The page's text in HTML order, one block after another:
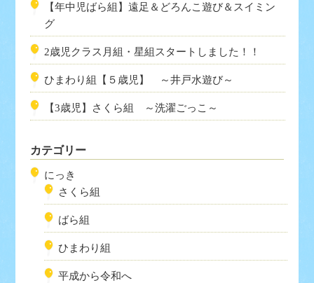
【年中児ばら組】遠足＆どろんこ遊び＆スイミン
グ
2歳児クラス月組・星組スタートしました！！
ひまわり組【５歳児】 ～井戸水遊び～
【3歳児】さくら組 ～洗濯ごっこ～
カテゴリー
にっき
さくら組
ばら組
ひまわり組
平成から令和へ